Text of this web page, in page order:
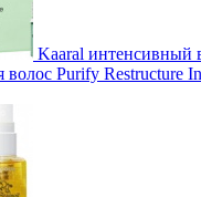
Kaaral интенсивный
волос Purify Restructure